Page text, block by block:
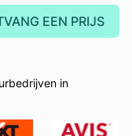
EEN PRIJS
in